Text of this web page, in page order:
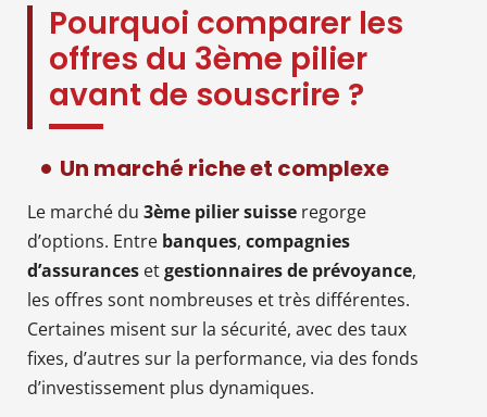
Pourquoi comparer les
offres du 3ème pilier
avant de souscrire ?
Un marché riche et complexe
Le marché du 3ème pilier suisse regorge
d’options. Entre banques, compagnies
d’assurances etgestionnaires de prévoyance,
les offres sont nombreuses et très différentes.
Certaines misent sur la sécurité, avec des taux
fixes, d’autres sur la performance, via des fonds
d’investissement plus dynamiques.